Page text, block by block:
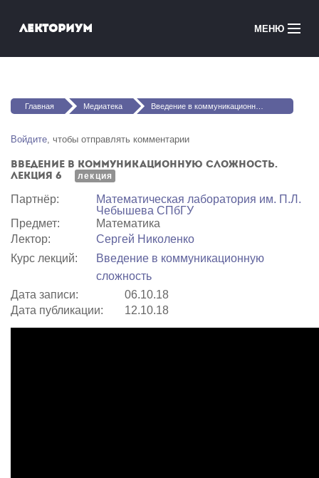
Лекториум МЕНЮ
Медиатека
Courses in English
Войти
Вы здесь
Главная Медиатека Введение в коммуникационную сложность. Лекция 6
Войдите, чтобы отправлять комментарии
Введение в коммуникационную сложность.
Лекция 6
лекция
Партнёр:
Математичеcкая лаборатория им. П.Л.
Чебышева СПбГУ
Предмет:
Математика
Лектор:
Сергей Николенко
Курс лекций:
Введение в коммуникационную
сложность
Дата записи:
06.10.18
Дата публикации:
12.10.18